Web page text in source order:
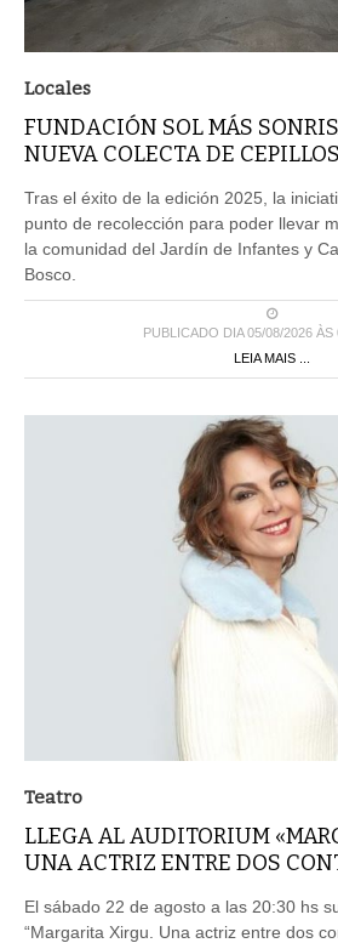
Locales
FUNDACIÓN SOL MÁS
NUEVA COLECTA DE
Tras el éxito de la edición 2025, la
punto de recolección para poder llevar
la comunidad del Jardín de Infantes y
Bosco.
PUBLICADO DIA 05/08/2026 ÀS
LEIA MAIS ...
Teatro
LLEGA AL AUDITORIUM
UNA ACTRIZ ENTRE DOS
El sábado 22 de agosto a las 20:30 hs
“Margarita Xirgu. Una actriz entre dos